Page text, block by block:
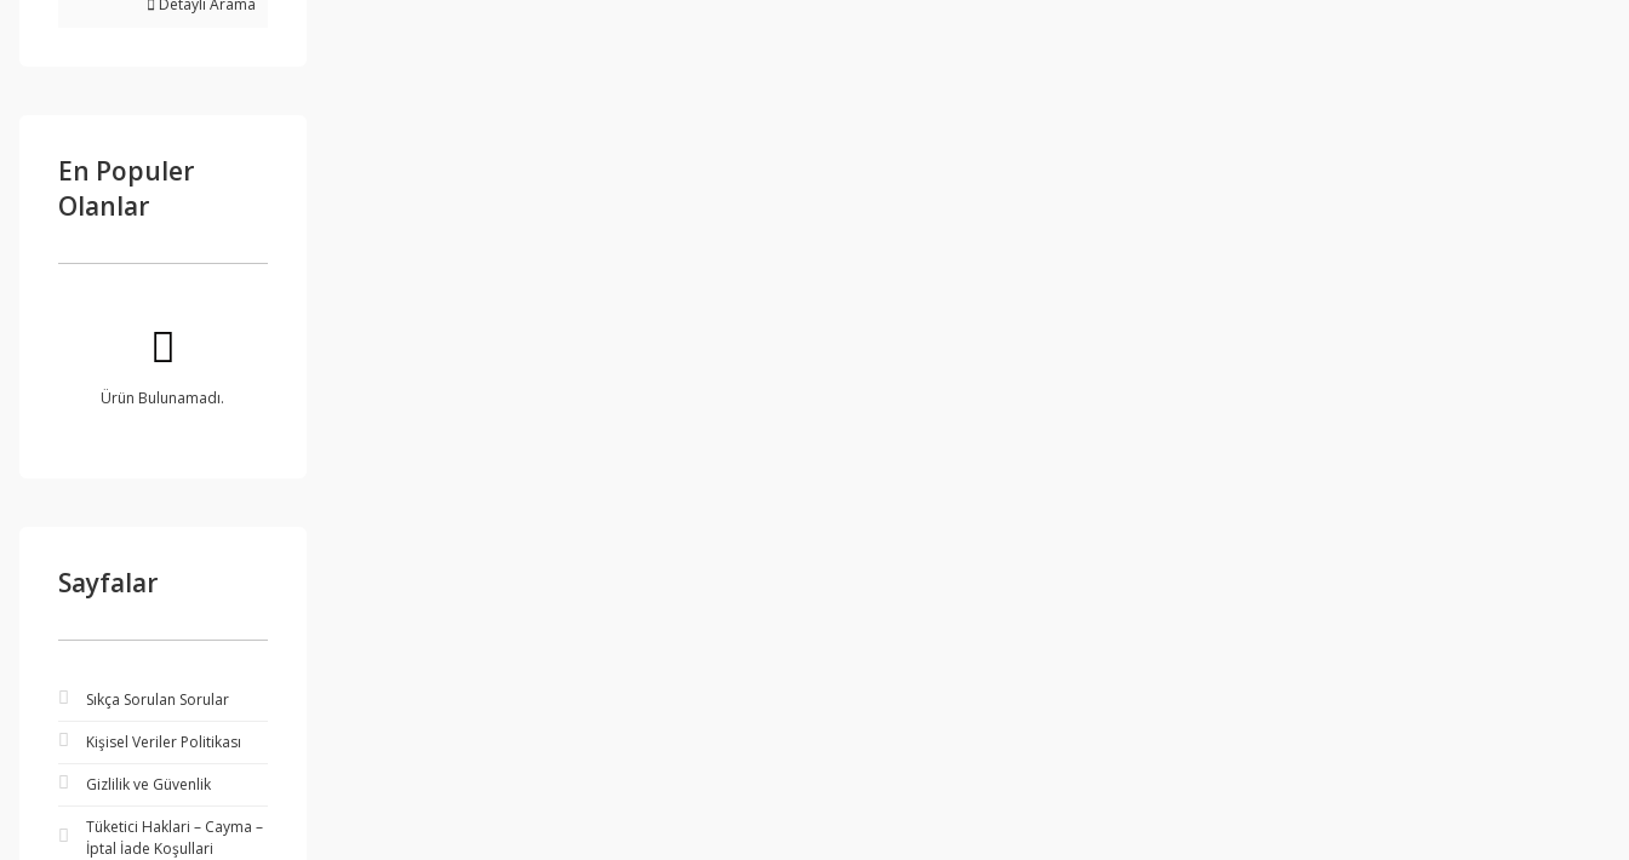
Detaylı Arama
En Populer
Olanlar
Ürün Bulunamadı.
Sayfalar
Sıkça Sorulan Sorular
Kişisel Veriler Politikası
Gizlilik ve Güvenlik
Tüketici Haklari – Cayma –
İptal İade Koşullari